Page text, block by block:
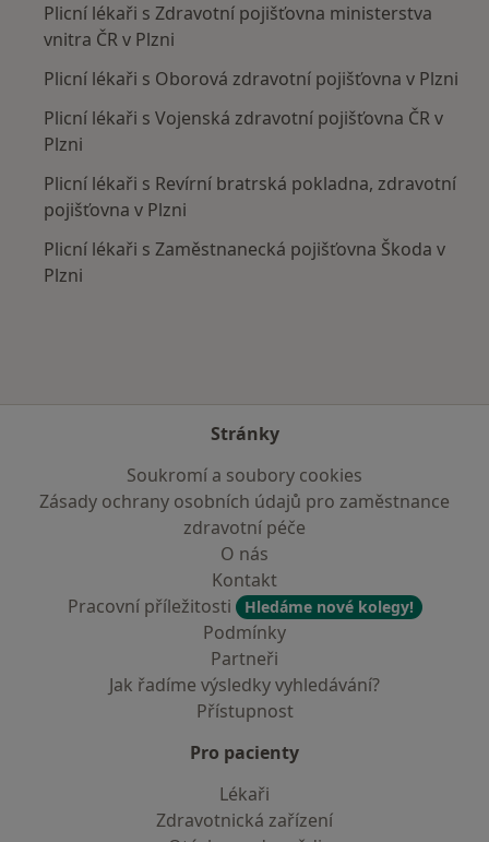
Plicní lékaři s Zdravotní pojišťovna ministerstva
vnitra ČR v Plzni
Plicní lékaři s Oborová zdravotní pojišťovna v Plzni
Plicní lékaři s Vojenská zdravotní pojišťovna ČR v
Plzni
Plicní lékaři s Revírní bratrská pokladna, zdravotní
pojišťovna v Plzni
Plicní lékaři s Zaměstnanecká pojišťovna Škoda v
Plzni
Stránky
Soukromí a soubory cookies
Zásady ochrany osobních údajů pro zaměstnance
zdravotní péče
O nás
Kontakt
Pracovní příležitosti
Hledáme nové kolegy!
Podmínky
Partneři
Jak řadíme výsledky vyhledávání?
Přístupnost
Pro pacienty
Lékaři
Zdravotnická zařízení